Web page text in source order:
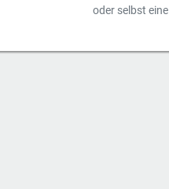
oder selbst eine